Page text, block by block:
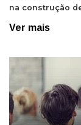
na construção
Ver mais